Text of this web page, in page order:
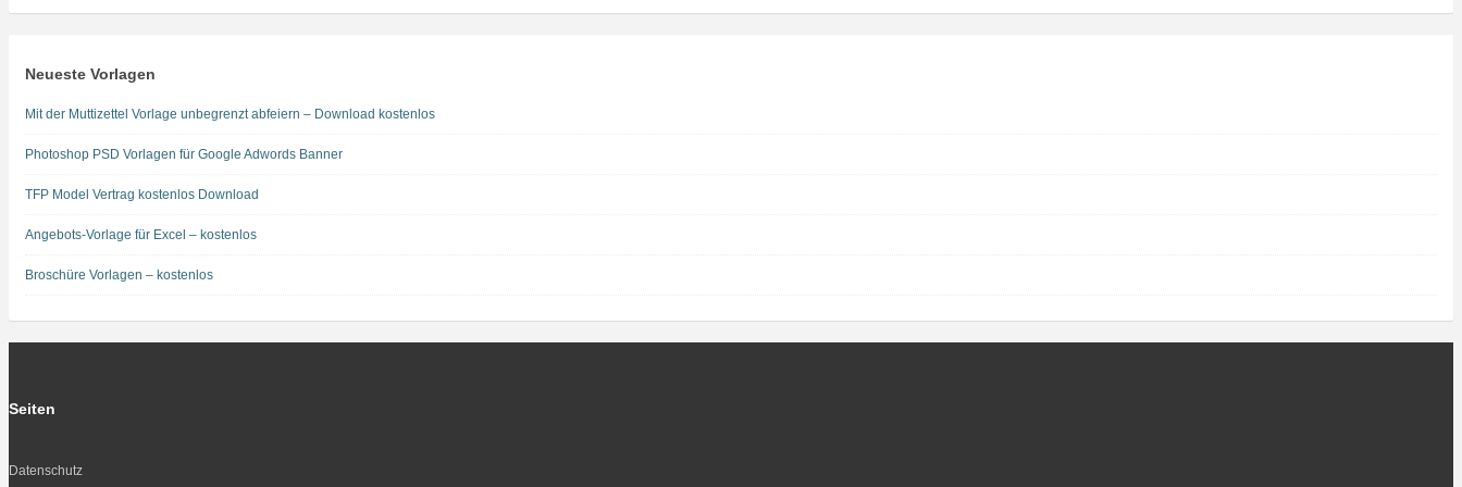
Neueste Vorlagen
Mit der Muttizettel Vorlage unbegrenzt abfeiern – Download kostenlos
Photoshop PSD Vorlagen für Google Adwords Banner
TFP Model Vertrag kostenlos Download
Angebots-Vorlage für Excel – kostenlos
Broschüre Vorlagen – kostenlos
Seiten
Datenschutz